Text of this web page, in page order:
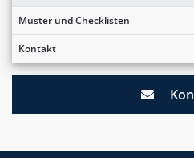
Muster und Checklisten
Kontakt